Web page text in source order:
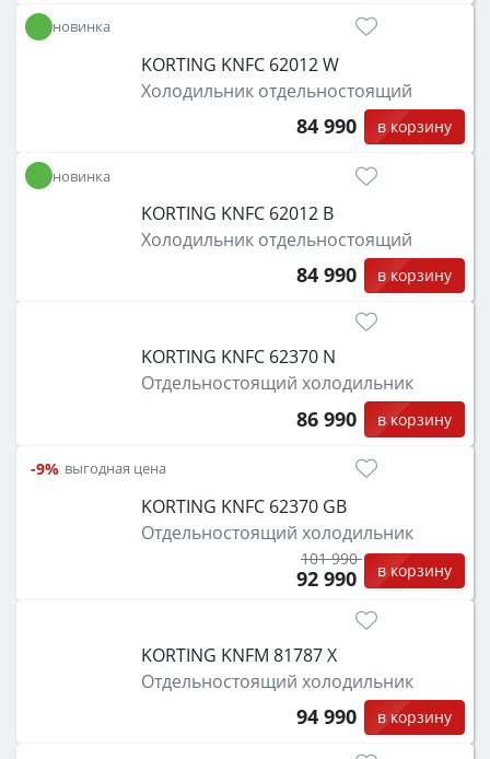
новинка
KORTING KNFC 62012 W
Холодильник отдельностоящий
84 990 в корзину
новинка
KORTING KNFC 62012 B
Холодильник отдельностоящий
84 990 в корзину
KORTING KNFC 62370 N
Отдельностоящий холодильник
86 990 в корзину
-9% выгодная цена
KORTING KNFC 62370 GB
Отдельностоящий холодильник
101 990
92 990 в корзину
KORTING KNFM 81787 X
Отдельностоящий холодильник
94 990 в корзину